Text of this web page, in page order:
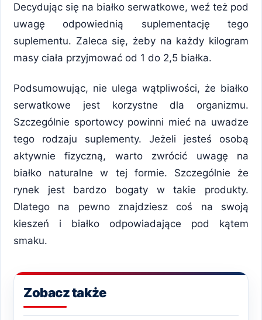
Decydując się na białko serwatkowe, weź też pod
uwagę odpowiednią suplementację tego
suplementu. Zaleca się, żeby na każdy kilogram
masy ciała przyjmować od 1 do 2,5 białka.
Podsumowując, nie ulega wątpliwości, że białko
serwatkowe jest korzystne dla organizmu.
Szczególnie sportowcy powinni mieć na uwadze
tego rodzaju suplementy. Jeżeli jesteś osobą
aktywnie fizyczną, warto zwrócić uwagę na
białko naturalne w tej formie. Szczególnie że
rynek jest bardzo bogaty w takie produkty.
Dlatego na pewno znajdziesz coś na swoją
kieszeń i białko odpowiadające pod kątem
smaku.
Zobacz także